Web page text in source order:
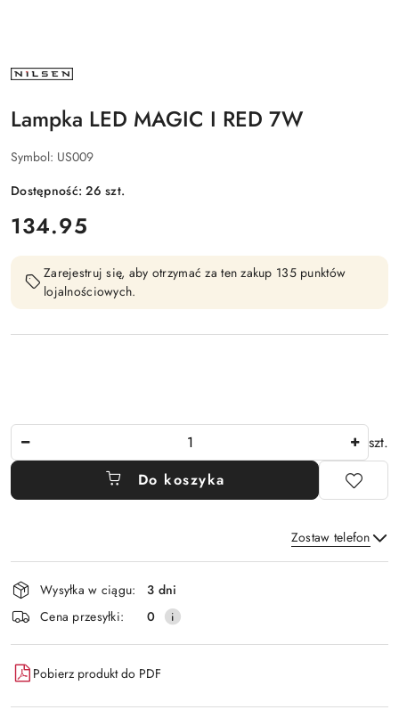
NAZWA
PRODUCENTA:
Lampka LED MAGIC I RED 7W
Symbol: US009
Dostępność:26szt.
cena:
134.95
Zarejestruj się, aby otrzymać za ten zakup 135 punktów
lojalnościowych.
szt.
Do koszyka
Zostaw telefon
Wyślij
Dostępność
i
dostawa
Wysyłka w ciągu:
3 dni
Cena przesyłki:
0
Pobierz produkt do PDF